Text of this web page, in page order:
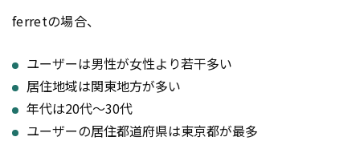
ferretの場合、
ユーザーは男性が女性より若干多い
居住地域は関東地方が多い
年代は20代〜30代
ユーザーの居住都道府県は東京都が最多